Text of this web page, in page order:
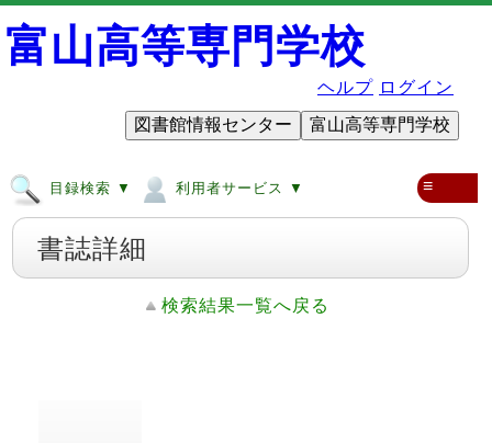
富山高等専門学校
ヘルプ ログイン
図書館情報センター
富山高等専門学校
目録検索 ▼ 利用者サービス ▼ ≡
書誌詳細
検索結果一覧へ戻る